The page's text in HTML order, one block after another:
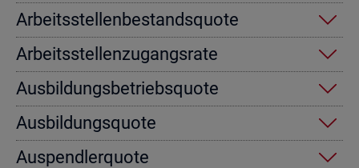
Ar­beits­stel­len­be­stands­quo­te
Ar­beits­stel­len­zu­gangs­ra­te
Aus­bil­dungs­be­triebs­quo­te
Aus­bil­dungs­quo­te
Aus­pend­ler­quo­te